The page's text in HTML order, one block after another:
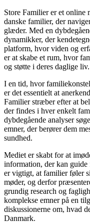
Store Familier er et online
danske familier, der
glæder. Med en
dynamikker, der
platform, hvor viden og
er at skabe et rum, hvor
og støtte i deres daglige liv.
I en tid, hvor
er det essentielt at
Familier stræber efter at
der findes i hver enkelt
dybdegående analyser
emner, der berører dem
sundhed.
Mediet er skabt for at
information, der kan
er vigtigt, at familier føler
møder, og derfor
grundig research og
komplekse emner på en
diskussionerne om, hvad
Danmark.